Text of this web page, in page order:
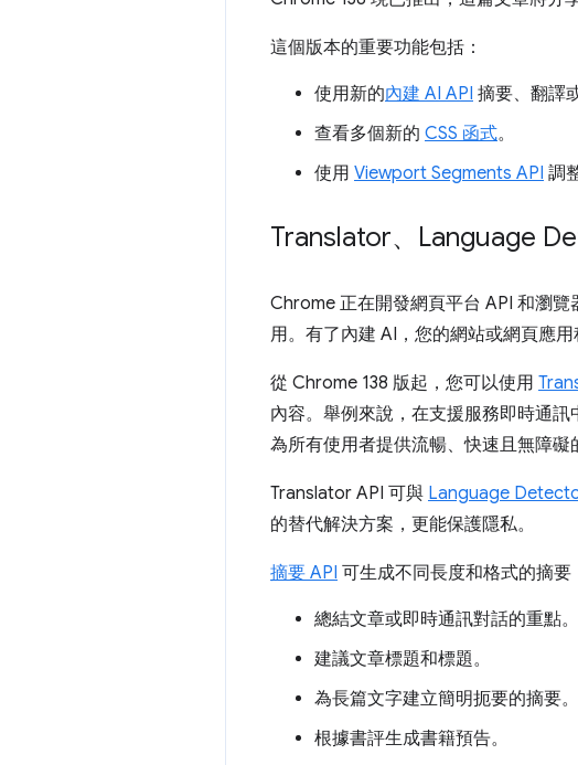
這個版本的重要功能包括：
使用新的內建 AI API 摘要、翻譯
查看多個新的 CSS 函式。
使用 Viewport Segments API 調
Translator、Language
Chrome 正在開發網頁平台 API 和瀏
用。有了內建 AI，您的網站或網頁應
從 Chrome 138 版起，您可以使用
內容。舉例來說，在支援服務即時通
為所有使用者提供流暢、快速且無障礙
Translator API 可與 Language
的替代解決方案，更能保護隱私。
摘要 API 可生成不同長度和格式的摘要
總結文章或即時通訊對話的重點。
建議文章標題和標題。
為長篇文字建立簡明扼要的摘要。
根據書評生成書籍預告。